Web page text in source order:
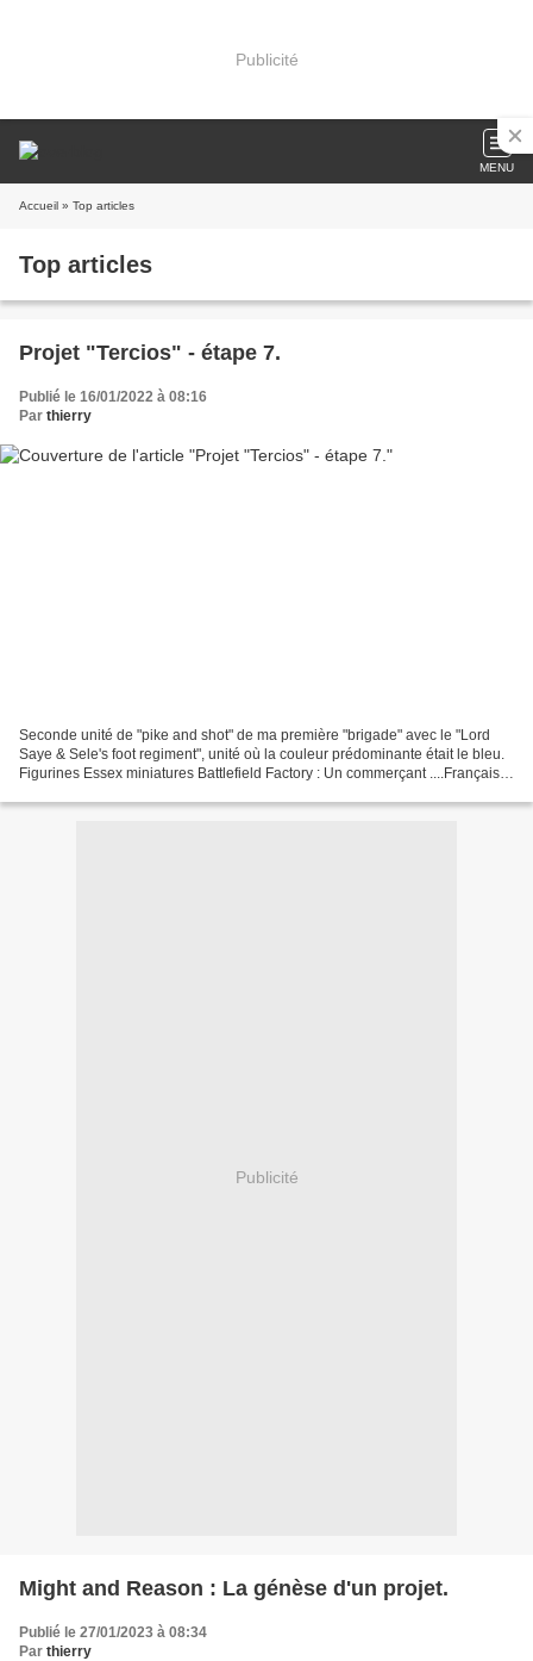
Publicité
MENU
Accueil » Top articles
Top articles
Projet "Tercios" - étape 7.
Publié le 16/01/2022 à 08:16
Par thierry
Seconde unité de "pike and shot" de ma première "brigade" avec le "Lord
Saye & Sele's foot regiment", unité où la couleur prédominante était le bleu.
Figurines Essex miniatures Battlefield Factory : Un commerçant ....Français,
Publicité
Might and Reason : La génèse d'un projet.
Publié le 27/01/2023 à 08:34
Par thierry